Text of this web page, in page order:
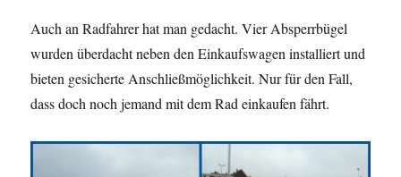
Auch an Radfahrer hat man gedacht. Vier Absperrbügel
wurden überdacht neben den Einkaufswagen installiert und
bieten gesicherte Anschließmöglichkeit. Nur für den Fall,
dass doch noch jemand mit dem Rad einkaufen fährt.